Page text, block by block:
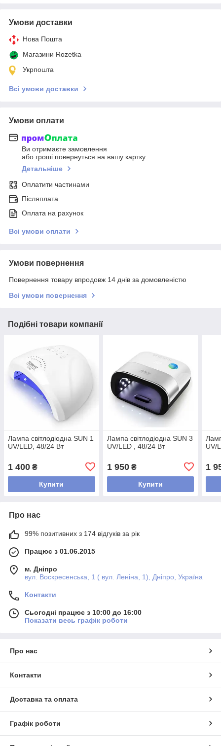
Умови доставки
Нова Пошта
Магазини Rozetka
Укрпошта
Всі умови доставки
Умови оплати
Ви отримаєте замовлення
або гроші повернуться на вашу картку
Детальніше
Оплатити частинами
Післяплата
Оплата на рахунок
Всі умови оплати
Умови повернення
Повернення товару впродовж 14 днів за домовленістю
Всі умови повернення
Подібні товари компанії
Лампа світлодіодна SUN 1
UV/LED, 48/24 Вт
1 400 ₴
Купити
Лампа світлодіодна SUN 3
UV/LED , 48/24 Вт
1 950₴
Купити
UV/
1
Про нас
99% позитивних з 174 відгуків за рік
Працює з 01.06.2015
м. Дніпро
вул. Воскресенська, 1 ( вул. Леніна, 1), Дніпро, Україна
Контакти
Сьогодні працює з 10:00 до 16:00
Показати весь графік роботи
Про нас
Контакти
Доставка та оплата
Графік роботи